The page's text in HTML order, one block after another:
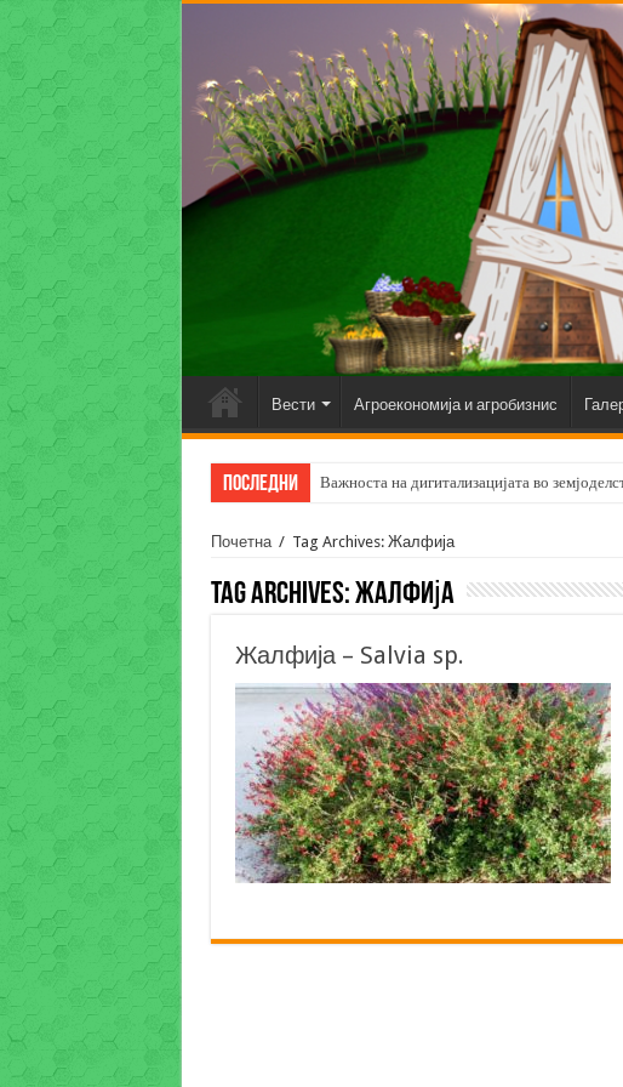
Вести Агроекономија и агробизнис
Последни Важноста на дигитализацијата во
Почетна / Tag Archives: Жалфија
Tag Archives:Жалфија
Жалфија – Salvia sp.